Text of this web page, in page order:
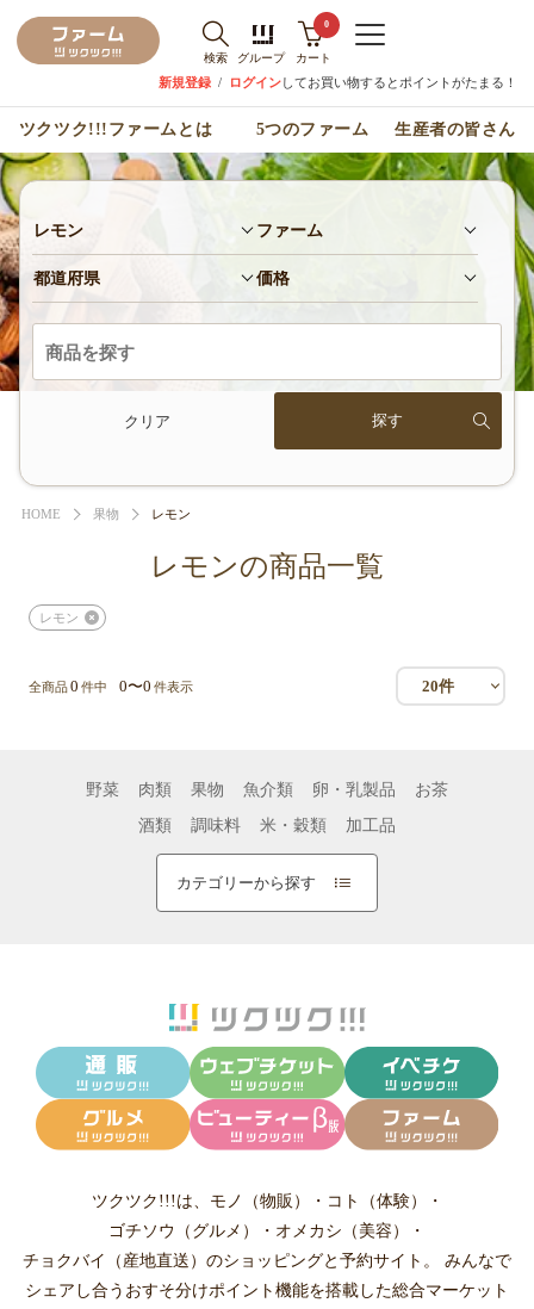
検索 グループ
0
カート
新規登録 / ログインしてお買い物するとポイントがたまる！
ツクツク!!!ファームとは 5つのファーム 生産者の皆さん
レモン ファーム
都道府県 価格
クリア
HOME 果物 レモン
レモンの商品一覧
レモン
全商品0 件中 0〜0 件表示 20件
野菜 肉類 果物 魚介類 卵・乳製品
お茶
酒類
調味料 米・穀類 加工品
カテゴリーから探す
ツクツク!!!は、 モノ（物販） ・ コト（体験）
・
ゴチソウ（グルメ）
・ オメカシ（美容）
・
チョクバイ（産地直送） のショッピングと予約サイト。
みんなで
シェアし合う おすそ分けポイント機能を搭載した総合マーケット